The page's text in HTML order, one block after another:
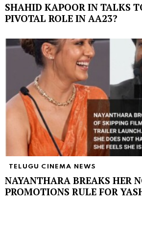
SHAHID KAPOOR IN TALKS
PIVOTAL ROLE IN AA23?
TELUGU CINEMA NEWS
NAYANTHARA BREAKS HER
PROMOTIONS RULE FOR